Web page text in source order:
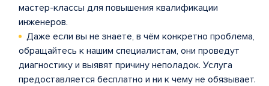
мастер-классы для повышения квалификации
инженеров.
Даже если вы не знаете, в чём конкретно проблема,
обращайтесь к нашим специалистам, они проведут
диагностику и выявят причину неполадок. Услуга
предоставляется бесплатно и ни к чему не обязывает.